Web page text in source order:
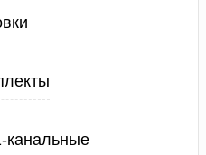
канальные